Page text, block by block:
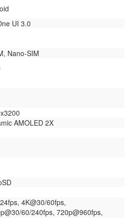
UI 3.0
Nano-SIM
AMOLED 2X
4K@30/60fps,
60/240fps, 720p@960fps,